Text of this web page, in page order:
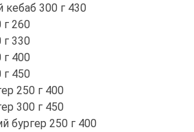
300 г 430
г 260
г 330
г 400
г 450
250 г 400
300 г 450
бургер 250 г 400